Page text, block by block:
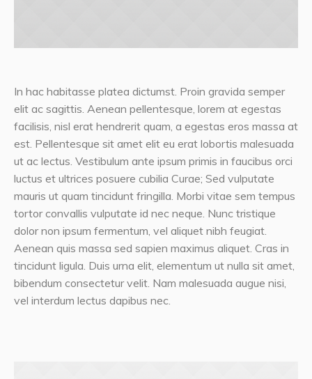
In hac habitasse platea dictumst. Proin gravida semper
elit ac sagittis. Aenean pellentesque, lorem at egestas
facilisis, nisl erat hendrerit quam, a egestas eros massa at
est. Pellentesque sit amet elit eu erat lobortis malesuada
ut ac lectus. Vestibulum ante ipsum primis in faucibus orci
luctus et ultrices posuere cubilia Curae; Sed vulputate
mauris ut quam tincidunt fringilla. Morbi vitae sem tempus
tortor convallis vulputate id nec neque. Nunc tristique
dolor non ipsum fermentum, vel aliquet nibh feugiat.
Aenean quis massa sed sapien maximus aliquet. Cras in
tincidunt ligula. Duis urna elit, elementum ut nulla sit amet,
bibendum consectetur velit. Nam malesuada augue nisi,
vel interdum lectus dapibus nec.